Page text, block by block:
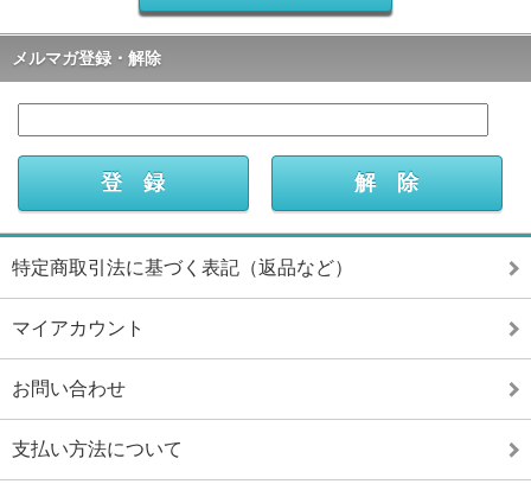
メルマガ登録・解除
特定商取引法に基づく表記（返品など）
マイアカウント
お問い合わせ
支払い方法について